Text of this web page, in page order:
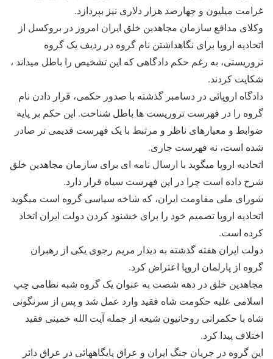
غرامت ميليون و چهارصد هزار دلاری نيز بپردازد.
وکلای مدافع سازمان مجاهدين خلق ايران امروز در بروکسل از
اتحاديه اروپا برای نگاهداشتن نام گروه در رديف يک گروه
تروريستی، به رغم حکم دادگاهی که اين تشخيص را باطل ميداند ،
شکايت کردند.
دادگاه اروپائی در دسامبر گذشته با صدور حکمی، قرار دادن نام
گروه را در فهرست تروريست ها باطل شناخت. اين حکم بر پايه
ضوابط و معيارهای ناظر و مرتبط با يک فهرست قديمی تر صادر
شده است، نه فهرست جاری.
اتحاديه اروپا ميگويد با ارسال نامه ای برای سازمان مجاهدين خلق
شرح داده است چرا در اين فهرست سياه قرار دارد.
شورای ملی مقاومت ايران، که شاخه سياسی گروه است ميگويد
اتحاديه اروپا تصميم خود را برای خشنود کردن دولت ايران اتخاذ
کرده است.
دولت ايران هفته گذشته به ديدار مريم رجوی يکی از رهبران
گروه از پارلمان اروپا اعتراض کرد.
مجاهدين خلق در دهه شصت به عنوان يک گروه شبه نظامی چپ
اسلامی عليه حکومت شاه فقيد وارد عمل شد و پس از سرنگونی
شاه با حکمرانی روحانيون شيعه از جمله آيت الله خمينی فقيد
اختلاف پيدا کرد.
اين گروه در جريان جنگ ايران و عراق پايگاههائی در عراق دائر